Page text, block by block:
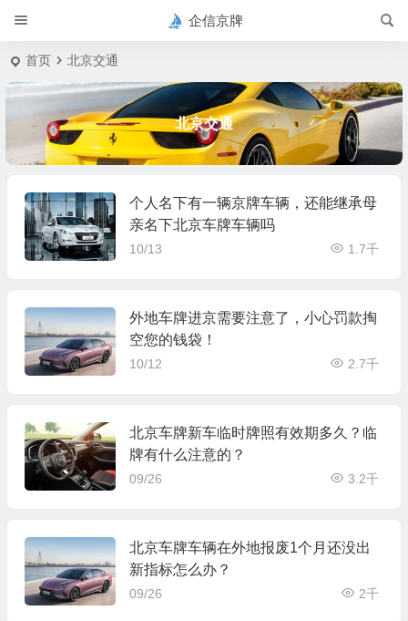
企信京牌
首页 北京交通
北京交通
个人名下有一辆京牌车辆，还能继承母
亲名下北京车牌车辆吗
10/13 1.7千
外地车牌进京需要注意了，小心罚款掏
空您的钱袋！
10/12 2.7千
北京车牌新车临时牌照有效期多久？临
牌有什么注意的？
09/26 3.2千
北京车牌车辆在外地报废1个月还没出
新指标怎么办？
09/26 2千